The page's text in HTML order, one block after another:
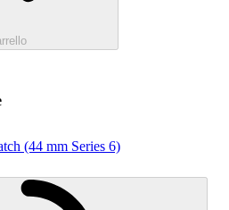
(44 mm Series 6)